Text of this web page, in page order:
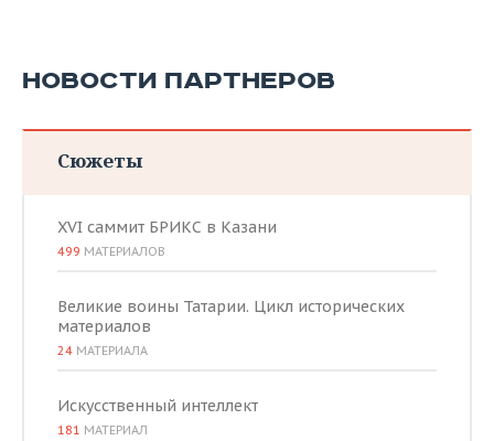
НОВОСТИ ПАРТНЕРОВ
Сюжеты
XVI саммит БРИКС в Казани
499 МАТЕРИАЛОВ
Великие воины Татарии. Цикл исторических
материалов
24 МАТЕРИАЛА
Искусственный интеллект
181 МАТЕРИАЛ